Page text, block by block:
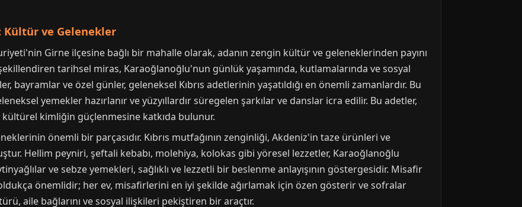
ve Gelenekler
Girne ilçesine bağlı bir mahalle olarak, adanın zengin kültür ve geleneklerinden payını
şekillendiren tarihsel miras, Karaoğlanoğlu'nun günlük yaşamında, kutlamalarında ve sosyal
ve özel günler, geleneksel Kıbrıs adetlerinin yaşatıldığı en önemli zamanlardır. Bu
yemekler hazırlanır ve yüzyıllardır süregelen şarkılar ve danslar icra edilir. Bu adetler,
kimliğin güçlenmesine katkıda bulunur.
önemli bir parçasıdır. Kıbrıs mutfağının zenginliği, Akdeniz'in taze ürünleri ve
Hellim peyniri, şeftali kebabı, molehiya, kolokas gibi yöresel lezzetler, Karaoğlanoğlu
ve sebze yemekleri, sağlıklı ve lezzetli bir beslenme anlayışının göstergesidir. Misafir
önemlidir; her ev, misafirlerini en iyi şekilde ağırlamak için özen gösterir ve sofralar
aile bağlarını ve sosyal ilişkileri pekiştiren bir araçtır.